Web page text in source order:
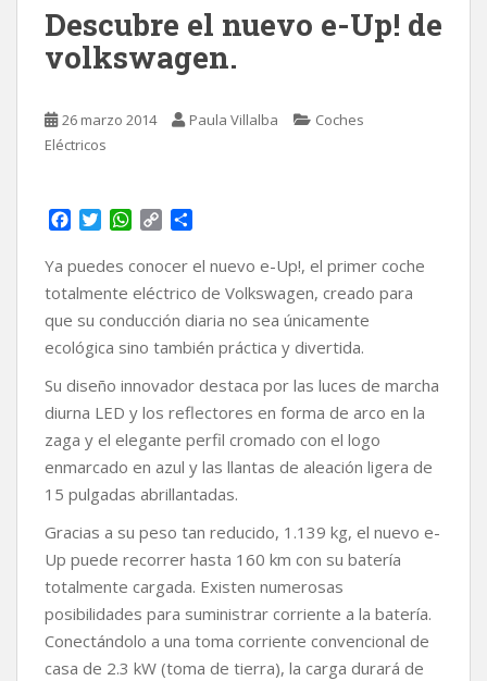
Descubre el nuevo e-Up! de
volkswagen.
26 marzo 2014 Paula Villalba
Coches
Eléctricos
c
e
b
o
o
i
t
t
e
r
W
a
t
s
A
p
p
y
L
i
n
m
p
a
r
t
Ya puedes conocer el nuevo e-Up!, el primer coche
totalmente eléctrico de Volkswagen, creado para
que su conducción diaria no sea únicamente
ecológica sino también práctica y divertida.
Su diseño innovador destaca por las luces de marcha
diurna LED y los reflectores en forma de arco en la
zaga y el elegante perfil cromado con el logo
enmarcado en azul y las llantas de aleación ligera de
15 pulgadas abrillantadas.
Gracias a su peso tan reducido, 1.139 kg, el nuevo e-
Up puede recorrer hasta 160 km con su batería
totalmente cargada. Existen numerosas
posibilidades para suministrar corriente a la batería.
Conectándolo a una toma corriente convencional de
casa de 2.3 kW (toma de tierra), la carga durará de